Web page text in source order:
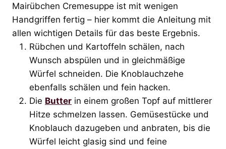
Mairübchen Cremesuppe ist mit wenigen
Handgriffen fertig – hier kommt die Anleitung mit
allen wichtigen Details für das beste Ergebnis.
Rübchen und Kartoffeln schälen, nach
Wunsch abspülen und in gleichmäßige
Würfel schneiden. Die Knoblauchzehe
ebenfalls schälen und fein hacken.
Die Butter in einem großen Topf auf mittlerer
Hitze schmelzen lassen. Gemüsestücke und
Knoblauch dazugeben und anbraten, bis die
Würfel leicht glasig sind und feine